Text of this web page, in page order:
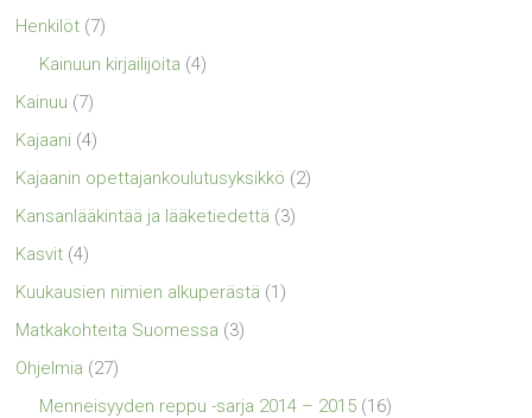
Henkilöt (7)
Kainuun kirjailijoita (4)
Kainuu (7)
Kajaani (4)
Kajaanin opettajankoulutusyksikkö (2)
Kansanlääkintää ja lääketiedettä (3)
Kasvit (4)
Kuukausien nimien alkuperästä (1)
Matkakohteita Suomessa (3)
Ohjelmia (27)
Menneisyyden reppu -sarja 2014 – 2015 (16)